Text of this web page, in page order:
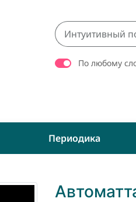
По любому
Периодика